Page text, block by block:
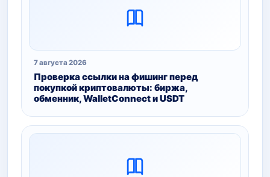
7 августа 2026
Проверка ссылки на фишинг перед
покупкой криптовалюты: биржа,
обменник, WalletConnect и USDT